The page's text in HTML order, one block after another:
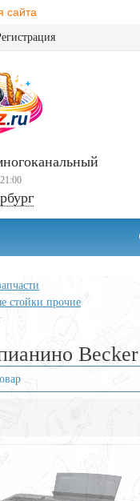
сайта
стойки прочие
Becker